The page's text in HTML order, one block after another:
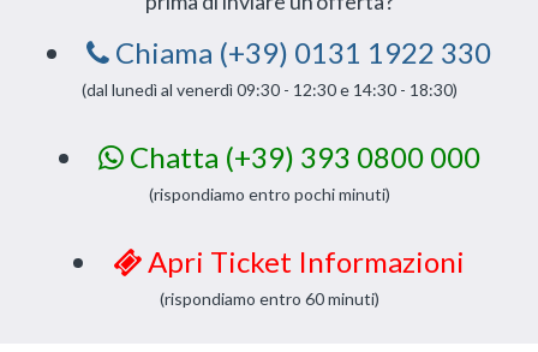
Chiama (+39) 0131 1922 330
(dal lunedì al venerdì 09:30 - 12:30 e 14:30 - 18:30)
Chatta (+39) 393 0800 000
(rispondiamo entro pochi minuti)
Apri Ticket Informazioni
(rispondiamo entro 60 minuti)